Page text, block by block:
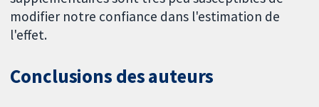
modifier notre confiance dans l'estimation de
l'effet.
Conclusions des auteurs